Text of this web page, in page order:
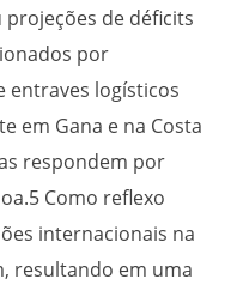
de déficits
por
entraves logísticos
em Gana e na Costa
respondem por
5 Como reflexo
internacionais na
resultando em uma